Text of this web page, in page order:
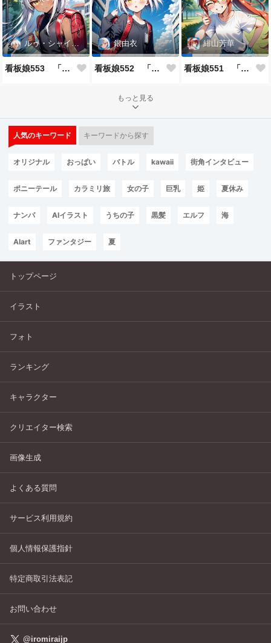
ルゥ・シャイニー
看板娘553 「ルゥ・シャイニーのよもやま話」
銀由衣
看板娘552 「銀由衣」
緋山芳華
看板娘551 「緋山芳華のよもやま話」
もっと見る
人気のキーワード キーワードから探す
オリジナル おっぱい バトル kawaii 街角インタビュー
ポニーテール カラミリ旅 女の子 巨乳 姫 夏休み
ナンパ AIイラスト うちの子 黒髪 エルフ 海
AIart ファンタジー 夏
トップページ
イラスト
フォト
ランキング
キャラクター
クリエイター検索
画像生成
よくある質問
サービス利用規約
個人情報保護指針
特定商取引法表記
お問い合わせ
@iromiraijp